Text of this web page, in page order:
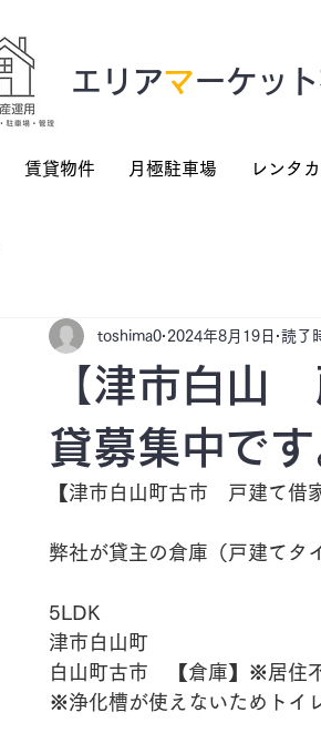
​エリアマーケッ
賃貸物件 月極駐車場 レンタ
【津市白山
貸募集中です
toshima0 2024年8月19日 読了
【津市白山町古市　戸建て借
弊社が貸主の倉庫（戸建てタ
5LDK
津市白山町
白山町古市　【倉庫】※居住
※浄化槽が使えないためトイ